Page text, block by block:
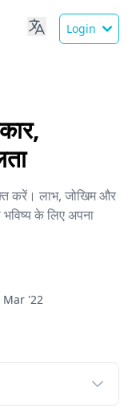
Login
करें। लाभ, जोखिम और
के लिए अपना
Mar '22